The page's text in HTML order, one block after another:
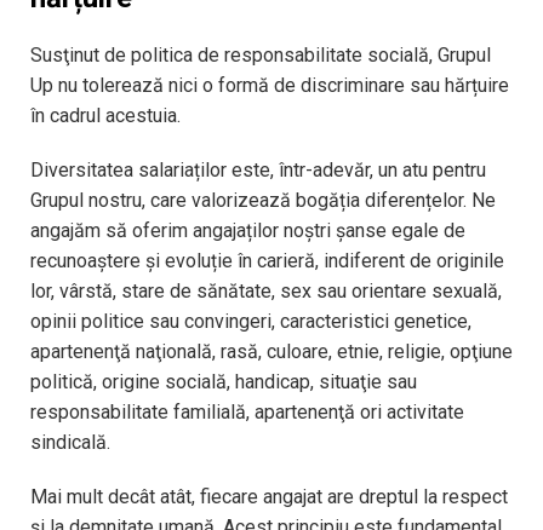
Susţinut de politica de responsabilitate socială, Grupul
Up nu tolerează nici o formă de discriminare sau hărțuire
în cadrul acestuia.
Diversitatea salariaților este, într-adevăr, un atu pentru
Grupul nostru, care valorizează bogăția diferențelor. Ne
angajăm să oferim angajaților noștri şanse egale de
recunoaștere și evoluție în carieră, indiferent de originile
lor, vârstă, stare de sănătate, sex sau orientare sexuală,
opinii politice sau convingeri, caracteristici genetice,
apartenenţă naţională, rasă, culoare, etnie, religie, opţiune
politică, origine socială, handicap, situaţie sau
responsabilitate familială, apartenenţă ori activitate
sindicală.
Mai mult decât atât, fiecare angajat are dreptul la respect